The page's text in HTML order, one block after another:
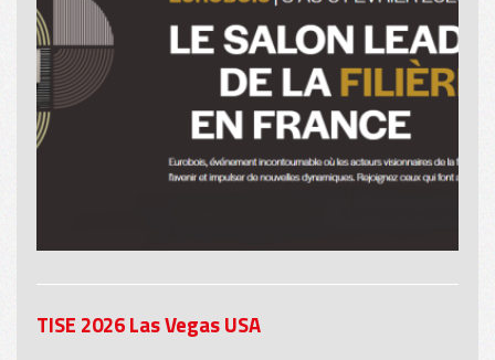
TISE 2026 Las Vegas USA